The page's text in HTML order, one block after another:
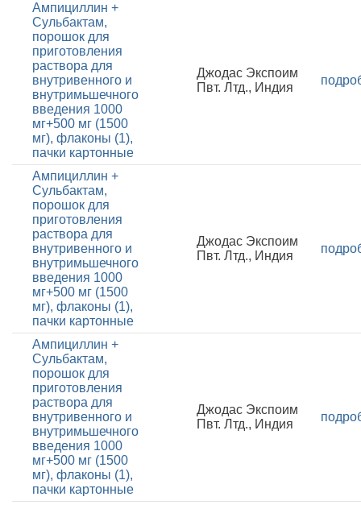
Ампициллин +
Сульбактам,
порошок для
приготовления
раствора для
внутривенного и
внутримьшечного
введения 1000
мг+500 мг (1500
мг), флаконы (1),
пачки картонные
Джодас Экспоим
Пвт. Лтд., Индия
Ампициллин +
Сульбактам,
порошок для
приготовления
раствора для
внутривенного и
внутримьшечного
введения 1000
мг+500 мг (1500
мг), флаконы (1),
пачки картонные
Джодас Экспоим
Пвт. Лтд., Индия
Ампициллин +
Сульбактам,
порошок для
приготовления
раствора для
внутривенного и
внутримьшечного
введения 1000
мг+500 мг (1500
мг), флаконы (1),
пачки картонные
Джодас Экспоим
Пвт. Лтд., Индия